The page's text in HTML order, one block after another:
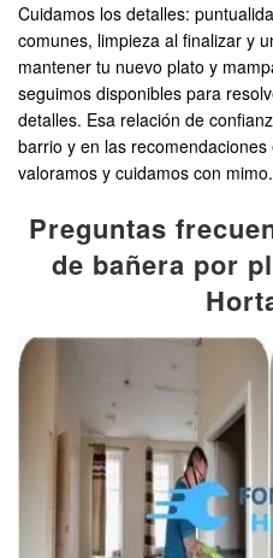
Cuidamos los detalles:
comunes, limpieza al finalizar y
mantener tu nuevo plato y
seguimos disponibles para
detalles. Esa relación de
barrio y en las
valoramos y cuidamos con mimo.
Preguntas
de bañera por